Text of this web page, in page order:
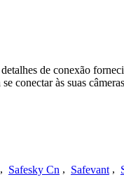
de conexão
conectar às suas
, Safesky Cn , Safevant ,